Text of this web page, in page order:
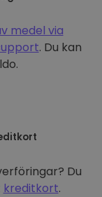
medel via
. Du kan
Du
kreditkort.